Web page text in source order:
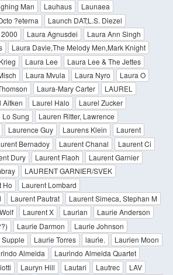
Man Lauhaus
Launaea
?eterna
Launch DAT;L.S. Diezel
Laura Agnusdei
Laura Ann Singh
Laura Davie,The Melody Men,Mark Knight
Laura Lee
Laura Lee & The Jettes
Laura Mvula Laura Nyro
Laura O
Laura-Mary Carter
LAUREL
Aitken Laurel Halo
Laurel Zucker
Lo Sung
Lauren Ritter, Lawrence
Laurence Guy Laurens Klein
Laurent
Bernadoy Laurent Chanal
Laurent Ci
Dury Laurent Flaoh
Laurent Garnier
LAURENT GARNIER/SVEK
Ho
Laurent Lombard
Laurent Pautrat
Laurent Simeca, Stephan M
Laurent X Laurian
Laurie Anderson
Laurie Darmon
Laurie Johnson
Laurie Torres laurie.
Laurien Moon
Almeida
Laurindo Almeida Quartet
Lauryn Hill Lautari Lautrec
LAV